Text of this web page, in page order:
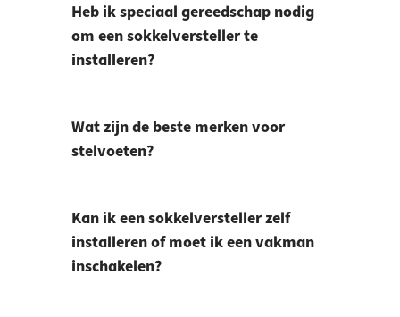
Heb ik speciaal gereedschap nodig
om een sokkelversteller te
installeren?
Wat zijn de beste merken voor
stelvoeten?
Kan ik een sokkelversteller zelf
installeren of moet ik een vakman
inschakelen?